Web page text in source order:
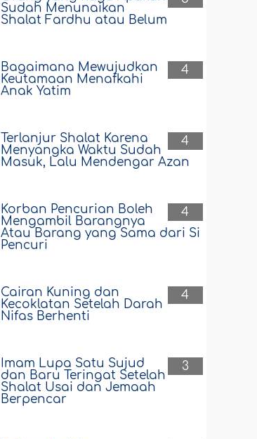
Sudah Menunaikan
Shalat Fardhu atau Belum
4
Bagaimana Mewujudkan
Keutamaan Menafkahi
Anak Yatim
4
Terlanjur Shalat Karena
Menyangka Waktu Sudah
Masuk, Lalu Mendengar Azan
4
Korban Pencurian Boleh
Mengambil Barangnya
Atau Barang yang Sama dari Si
Pencuri
4
Cairan Kuning dan
Kecoklatan Setelah Darah
Nifas Berhenti
3
Imam Lupa Satu Sujud
dan Baru Teringat Setelah
Shalat Usai dan Jemaah
Berpencar